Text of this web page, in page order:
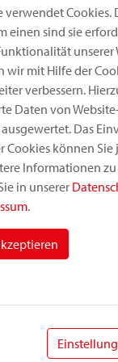
verwendet Cookies.
einen sind sie
unserer
wir mit Hilfe der
verbessern.
Daten von
Das
Cookies können Sie
Informationen
in unserer
.